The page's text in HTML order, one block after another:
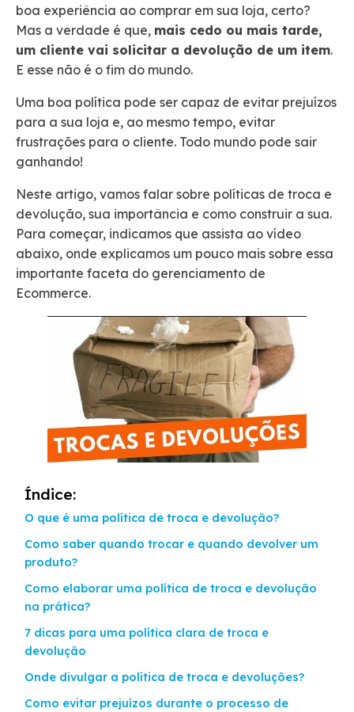
boa experiência ao comprar em sua loja, certo?
Mas a verdade é que, mais cedo ou mais tarde,
um cliente vai solicitar a devolução de um item.
E esse não é o fim do mundo.
Uma boa política pode ser capaz de evitar prejuízos
para a sua loja e, ao mesmo tempo, evitar
frustrações para o cliente. Todo mundo pode sair
ganhando!
Neste artigo, vamos falar sobre políticas de troca e
devolução, sua importância e como construir a sua.
Para começar, indicamos que assista ao vídeo
abaixo, onde explicamos um pouco mais sobre essa
importante faceta do gerenciamento de
Ecommerce.
Índice:
O que é uma política de troca e devolução?
Como saber quando trocar e quando devolver um
produto?
Como elaborar uma política de troca e devolução
na prática?
7 dicas para uma política clara de troca e
devolução
Onde divulgar a política de troca e devoluções?
Como evitar prejuízos durante o processo de